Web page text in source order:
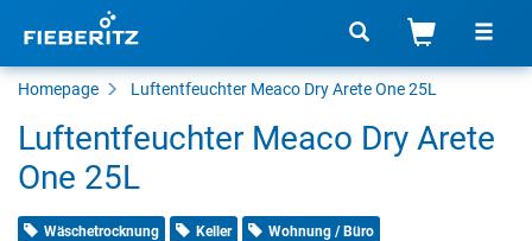
Homepage Luftentfeuchter Meaco Dry Arete One 25L
Luftentfeuchter Meaco Dry Arete
One 25L
Wäschetrocknung Keller Wohnung / Büro